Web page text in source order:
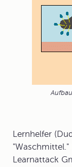
Lernhelfer
Learnattack